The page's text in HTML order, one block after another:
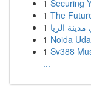
1 Securing
1 The
1
1 Noida
1 Sv388
...